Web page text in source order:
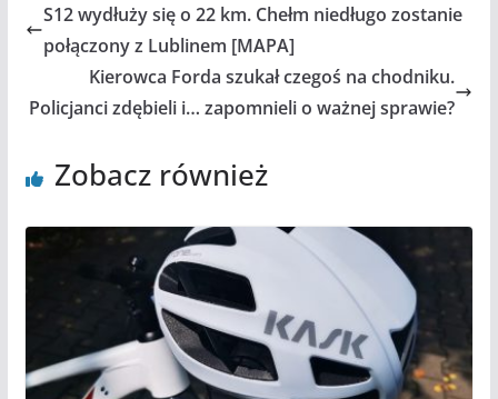
S12 wydłuży się o 22 km. Chełm niedługo zostanie
połączony z Lublinem [MAPA]
Kierowca Forda szukał czegoś na chodniku.
Policjanci zdębieli i… zapomnieli o ważnej sprawie?
Zobacz również